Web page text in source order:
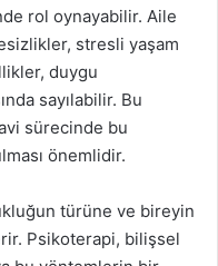
rol oynayabilir. Aile
stresli yaşam
duygu
sayılabilir. Bu
sürecinde bu
önemlidir.
türüne ve bireyin
Psikoterapi, bilişsel